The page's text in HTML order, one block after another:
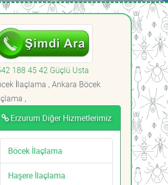
188 45 42 Güçlü Usta
İlaçlama , Ankara Böcek
,
Erzurum Diğer Hizmetlerimiz
Böcek İlaçlama
Haşere İlaçlama